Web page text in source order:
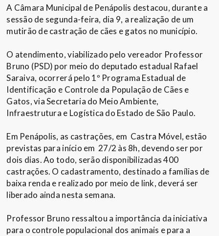
A Câmara Municipal de Penápolis destacou, durante a
sessão de segunda-feira, dia 9, a realização de um
mutirão de castração de cães e gatos no município.
O atendimento, viabilizado pelo vereador Professor
Bruno (PSD) por meio do deputado estadual Rafael
Saraiva, ocorrerá pelo 1º Programa Estadual de
Identificação e Controle da População de Cães e
Gatos, via Secretaria do Meio Ambiente,
Infraestrutura e Logística do Estado de São Paulo.
Em Penápolis, as castrações, em Castra Móvel, estão
previstas para início em 27/2 às 8h, devendo ser por
dois dias. Ao todo, serão disponibilizadas 400
castrações. O cadastramento, destinado a famílias de
baixa renda e realizado por meio de link, deverá ser
liberado ainda nesta semana.
Professor Bruno ressaltou a importância da iniciativa
para o controle populacional dos animais e para a